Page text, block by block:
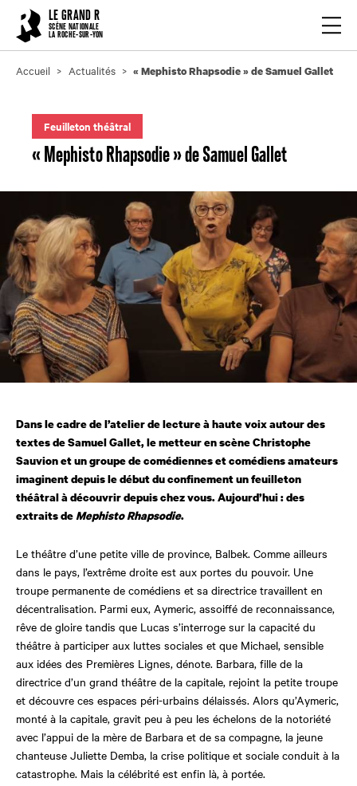
LE GRAND R
SCÈNE NATIONALE
LA ROCHE-SUR-YON
Accueil Actualités « Mephisto Rhapsodie » de Samuel Gallet
Feuilleton théâtral
« Mephisto Rhapsodie » de Samuel Gallet
Dans le cadre de l’atelier de lecture à haute voix autour des
textes de Samuel Gallet, le metteur en scène Christophe
Sauvion et un groupe de comédiennes et comédiens amateurs
imaginent depuis le début du confinement un feuilleton
théâtral à découvrir depuis chez vous. Aujourd’hui : des
extraits de Mephisto Rhapsodie.
Le théâtre d’une petite ville de province, Balbek. Comme ailleurs
dans le pays, l’extrême droite est aux portes du pouvoir. Une
troupe permanente de comédiens et sa directrice travaillent en
décentralisation. Parmi eux, Aymeric, assoiffé de reconnaissance,
rêve de gloire tandis que Lucas s’interroge sur la capacité du
théâtre à participer aux luttes sociales et que Michael, sensible
aux idées des Premières Lignes, dénote. Barbara, fille de la
directrice d’un grand théâtre de la capitale, rejoint la petite troupe
et découvre ces espaces péri-urbains délaissés. Alors qu’Aymeric,
monté à la capitale, gravit peu à peu les échelons de la notoriété
avec l’appui de la mère de Barbara et de sa compagne, la jeune
chanteuse Juliette Demba, la crise politique et sociale conduit à la
catastrophe. Mais la célébrité est enfin là, à portée.
Cookies management panel